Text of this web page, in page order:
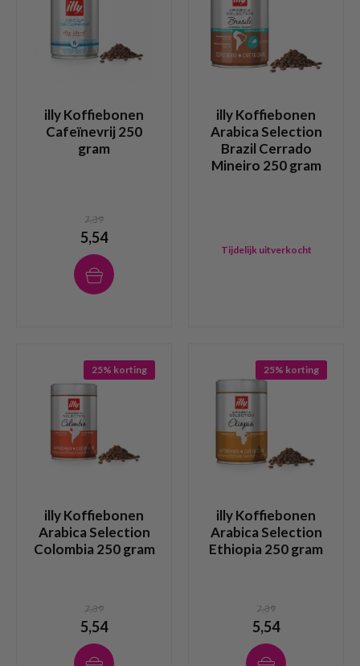
illy Koffiebonen
Cafeïnevrij 250
gram
7,39
5,54
illy Koffiebonen
Arabica Selection
Brazil Cerrado
Mineiro 250 gram
Tijdelijk uitverkocht
25% korting
illy Koffiebonen
Arabica Selection
Colombia 250 gram
7,39
5,54
25% korting
illy Koffiebonen
Arabica Selection
Ethiopia 250 gram
7,39
5,54